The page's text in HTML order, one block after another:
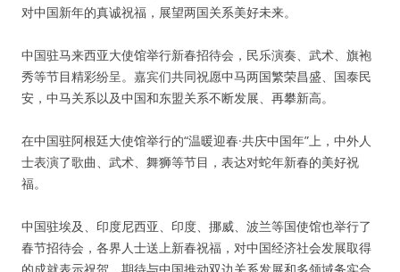
对中国新年的真诚祝福，展望两国关系美好未来。
中国驻马来西亚大使馆举行新春招待会，民乐演奏、武术、旗袍
秀等节目精彩纷呈。嘉宾们共同祝愿中马两国繁荣昌盛、国泰民
安，中马关系以及中国和东盟关系不断发展、再攀新高。
在中国驻阿根廷大使馆举行的“温暖迎春·共庆中国年”上，中外人
士表演了歌曲、武术、舞狮等节目，表达对蛇年新春的美好祝
福。
中国驻埃及、印度尼西亚、印度、挪威、波兰等国使馆也举行了
春节招待会，各界人士送上新春祝福，对中国经济社会发展取得